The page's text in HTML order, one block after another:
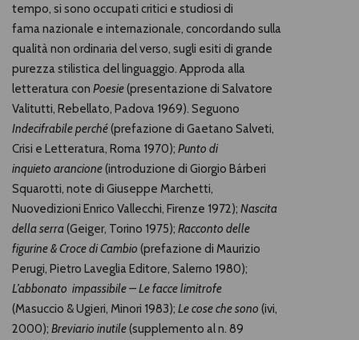
tempo, si sono occupati critici e studiosi di
fama nazionale e internazionale, concordando sulla
qualità non ordinaria del verso, sugli esiti di grande
purezza stilistica del linguaggio. Approda alla
letteratura con Poesie(presentazione di Salvatore
Valitutti, Rebellato, Padova 1969). Seguono
Indecifrabile perché(prefazione di Gaetano Salveti,
Crisi e Letteratura, Roma 1970); Punto di
inquieto arancione(introduzione di Giorgio Bárberi
Squarotti, note di Giuseppe Marchetti,
Nuovedizioni Enrico Vallecchi, Firenze 1972); Nascita
della serra(Geiger, Torino 1975); Racconto delle
figurine & Crocedi Cambio (prefazione di Maurizio
Perugi, Pietro Laveglia Editore, Salerno 1980);
L’abbonato impassibile – Le facce limitrofe
(Masuccio & Ugieri, Minori 1983); Le cose che sono (ivi,
2000); Breviario inutile(supplemento al n. 89